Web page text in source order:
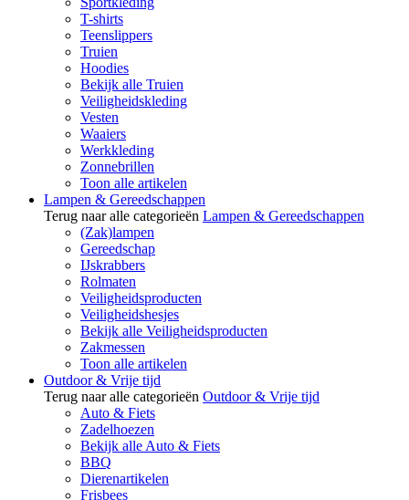
T-shirts
Teenslippers
Truien
Hoodies
Bekijk alle Truien
Veiligheidskleding
Vesten
Waaiers
Werkkleding
Zonnebrillen
Toon alle artikelen
Lampen & Gereedschappen
Terug naar alle categorieën Lampen & Gereedschappen
(Zak)lampen
Gereedschap
IJskrabbers
Rolmaten
Veiligheidsproducten
Veiligheidshesjes
Bekijk alle Veiligheidsproducten
Zakmessen
Toon alle artikelen
Outdoor & Vrije tijd
Terug naar alle categorieën Outdoor & Vrije tijd
Auto & Fiets
Zadelhoezen
Bekijk alle Auto & Fiets
BBQ
Dierenartikelen
Frisbees